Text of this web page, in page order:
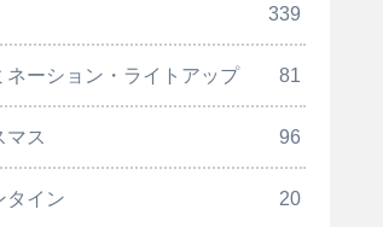
339
ネーション・ライトアップ 81
マス 96
タイン 20